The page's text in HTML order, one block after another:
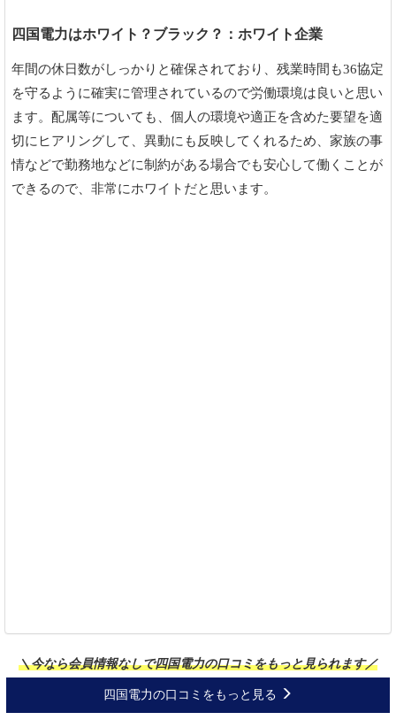
四国電力はホワイト？ブラック？：ホワイト企業
年間の休日数がしっかりと確保されており、残業時間も36協定
を守るように確実に管理されているので労働環境は良いと思い
ます。配属等についても、個人の環境や適正を含めた要望を適
切にヒアリングして、異動にも反映してくれるため、家族の事
情などで勤務地などに制約がある場合でも安心して働くことが
できるので、非常にホワイトだと思います。
＼今なら会員情報なしで四国電力の口コミをもっと見られます／
四国電力の口コミをもっと見る